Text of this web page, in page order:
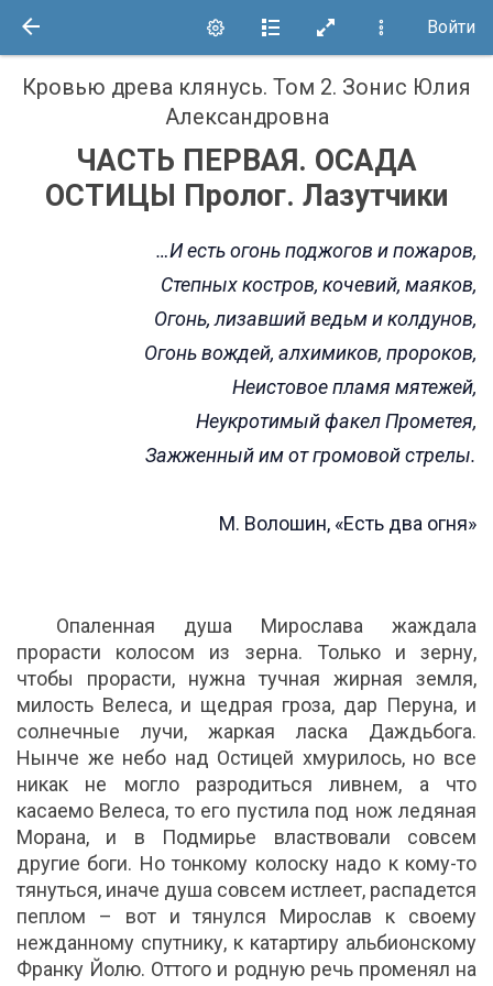
Войти
Кровью древа клянусь. Том 2. Зонис Юлия
Александровна
ЧАСТЬ ПЕРВАЯ. ОСАДА
ОСТИЦЫ Пролог. Лазутчики
…И есть огонь поджогов и пожаров,
Степных костров, кочевий, маяков,
Огонь, лизавший ведьм и колдунов,
Огонь вождей, алхимиков, пророков,
Неистовое пламя мятежей,
Неукротимый факел Прометея,
Зажженный им от громовой стрелы.
М. Волошин, «Есть два огня»
Опаленная душа Мирослава жаждала
прорасти колосом из зерна. Только и зерну,
чтобы прорасти, нужна тучная жирная земля,
милость Велеса, и щедрая гроза, дар Перуна, и
солнечные лучи, жаркая ласка Даждьбога.
Нынче же небо над Остицей хмурилось, но все
никак не могло разродиться ливнем, а что
касаемо Велеса, то его пустила под нож ледяная
Морана, и в Подмирье властвовали совсем
другие боги. Но тонкому колоску надо к кому-то
тянуться, иначе душа совсем истлеет, распадется
пеплом – вот и тянулся Мирослав к своему
нежданному спутнику, к катартиру альбионскому
Франку Йолю. Оттого и родную речь променял на